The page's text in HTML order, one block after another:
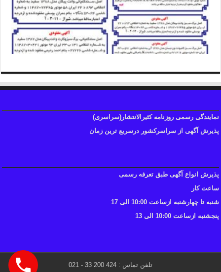
نمایندگی رسمی روزنامه کثیرالانتشار(سراسری)
پذیرش آگهی از سراسرکشور درسریع ترین زمان
پذیرش انواع آگهی طبق تعرفه رسمی
ساعت کار
شنبه تا چهارشنبه ازساعت 10:00 الی 17
پنجشنبه ازساعت 10:00 الی 13
تلفن تماس : 424 200 33 - 021